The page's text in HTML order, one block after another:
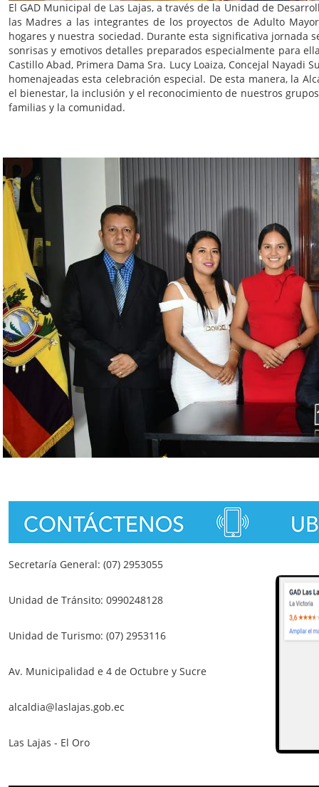
El GAD Municipal de Las Lajas, a través de la Unidad de
las Madres a las integrantes de los proyectos de Adulto
hogares y nuestra sociedad. Durante esta significativa jornada
sonrisas y emotivos detalles preparados especialmente para
Castillo Abad, Primera Dama Sra. Lucy Loaiza, Concejal
homenajeadas esta celebración especial. De esta manera, la
el bienestar, la inclusión y el reconocimiento de nuestros
familias y la comunidad.
Secretaría General: (07) 2953055
Unidad de Tránsito: 0990248128
Unidad de Turismo: (07) 2953116
Av. Municipalidad e 4 de Octubre y Sucre
alcaldia@laslajas.gob.ec
Las Lajas - El Oro